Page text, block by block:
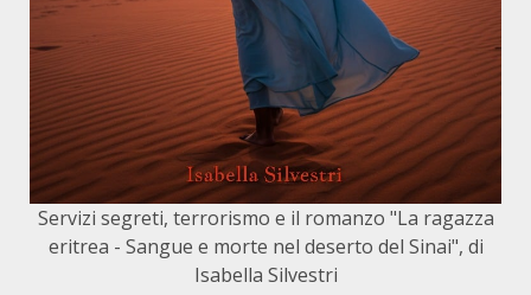
Servizi segreti, terrorismo e il romanzo "La ragazza
eritrea - Sangue e morte nel deserto del Sinai", di
Isabella Silvestri